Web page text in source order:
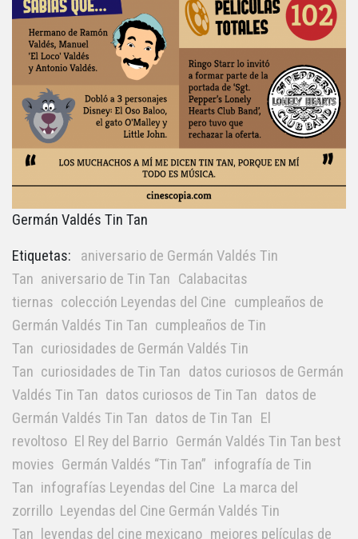
Germán Valdés Tin Tan
Etiquetas: aniversario de Germán Valdés Tin
Tan aniversario de Tin Tan Calabacitas
tiernas colección Leyendas del Cine cumpleaños de
Germán Valdés Tin Tan cumpleaños de Tin
Tan curiosidades de Germán Valdés Tin
Tan curiosidades de Tin Tan datos curiosos de Germán
Valdés Tin Tan datos curiosos de Tin Tan datos de
Germán Valdés Tin Tan datos de Tin Tan El
revoltoso El Rey del Barrio Germán Valdés Tin Tan best
movies Germán Valdés “Tin Tan” infografía de Tin
Tan infografías Leyendas del Cine La marca del
zorrillo Leyendas del Cine Germán Valdés Tin
Tan
leyendas del cine mexicano mejores películas de